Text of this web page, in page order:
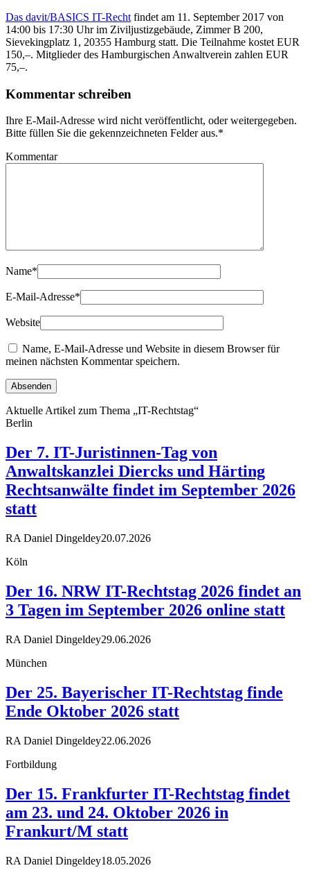
Das davit/BASICS IT-Recht findet am 11. September 2017 von
14:00 bis 17:30 Uhr im Ziviljustizgebäude, Zimmer B 200,
Sievekingplatz 1, 20355 Hamburg statt. Die Teilnahme kostet EUR
150,–. Mitglieder des Hamburgischen Anwaltverein zahlen EUR
75,–.
Kommentar schreiben
Ihre E-Mail-Adresse wird nicht veröffentlicht, oder weitergegeben.
Bitte füllen Sie die gekennzeichneten Felder aus.*
Kommentar
Name*
E-Mail-Adresse*
Website
Name, E-Mail-Adresse und Website in diesem Browser für
meinen nächsten Kommentar speichern.
Aktuelle Artikel zum Thema „IT-Rechtstag“
Berlin
Der 7. IT-Juristinnen-Tag von
Anwaltskanzlei Diercks und Härting
Rechtsanwälte findet im September 2026
statt
RA Daniel Dingeldey20.07.2026
Köln
Der 16. NRW IT-Rechtstag 2026 findet an
3 Tagen im September 2026 online statt
RA Daniel Dingeldey29.06.2026
München
Der 25. Bayerischer IT-Rechtstag finde
Ende Oktober 2026 statt
RA Daniel Dingeldey22.06.2026
Fortbildung
Der 15. Frankfurter IT-Rechtstag findet
am 23. und 24. Oktober 2026 in
Frankurt/M statt
RA Daniel Dingeldey18.05.2026